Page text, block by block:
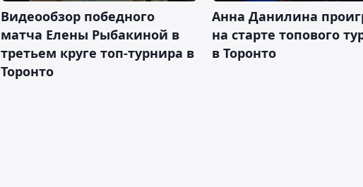
Видеообзор победного
матча Елены Рыбакиной в
третьем круге топ-турнира в
Торонто
Анна Данилина
на старте топового
в Торонто